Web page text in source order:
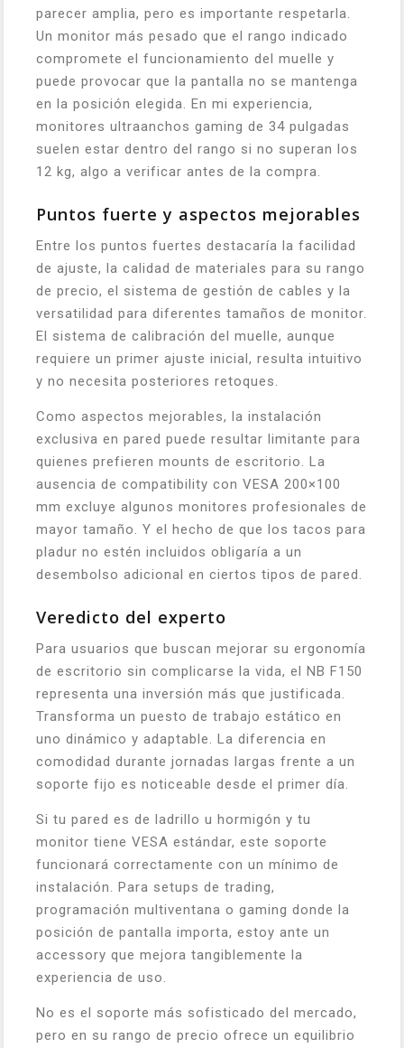
parecer amplia, pero es importante respetarla.
Un monitor más pesado que el rango indicado
compromete el funcionamiento del muelle y
puede provocar que la pantalla no se mantenga
en la posición elegida. En mi experiencia,
monitores ultraanchos gaming de 34 pulgadas
suelen estar dentro del rango si no superan los
12 kg, algo a verificar antes de la compra.
Puntos fuerte y aspectos mejorables
Entre los puntos fuertes destacaría la facilidad
de ajuste, la calidad de materiales para su rango
de precio, el sistema de gestión de cables y la
versatilidad para diferentes tamaños de monitor.
El sistema de calibración del muelle, aunque
requiere un primer ajuste inicial, resulta intuitivo
y no necesita posteriores retoques.
Como aspectos mejorables, la instalación
exclusiva en pared puede resultar limitante para
quienes prefieren mounts de escritorio. La
ausencia de compatibility con VESA 200×100
mm excluye algunos monitores profesionales de
mayor tamaño. Y el hecho de que los tacos para
pladur no estén incluidos obligaría a un
desembolso adicional en ciertos tipos de pared.
Veredicto del experto
Para usuarios que buscan mejorar su ergonomía
de escritorio sin complicarse la vida, el NB F150
representa una inversión más que justificada.
Transforma un puesto de trabajo estático en
uno dinámico y adaptable. La diferencia en
comodidad durante jornadas largas frente a un
soporte fijo es noticeable desde el primer día.
Si tu pared es de ladrillo u hormigón y tu
monitor tiene VESA estándar, este soporte
funcionará correctamente con un mínimo de
instalación. Para setups de trading,
programación multiventana o gaming donde la
posición de pantalla importa, estoy ante un
accessory que mejora tangiblemente la
experiencia de uso.
No es el soporte más sofisticado del mercado,
pero en su rango de precio ofrece un equilibrio